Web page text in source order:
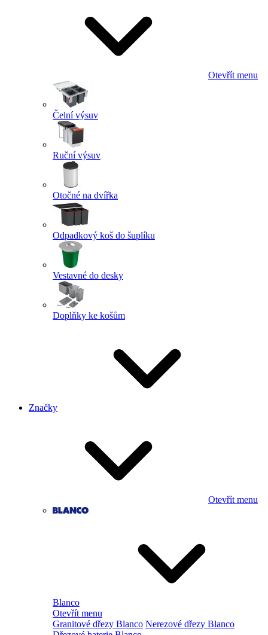
Otevřít menu
Čelní výsuv
Ruční výsuv
Otočné na dvířka
Odpadkový koš do šuplíku
Vestavné do desky
Doplňky ke košům
Značky
Otevřít menu
Blanco
Otevřít menu
Granitové dřezy Blanco Nerezové dřezy Blanco